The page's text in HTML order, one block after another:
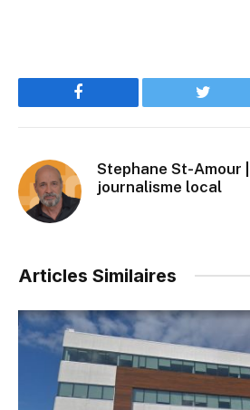
Facebook Twitter
Stephane St-Amour
journalisme local
Articles Similaires